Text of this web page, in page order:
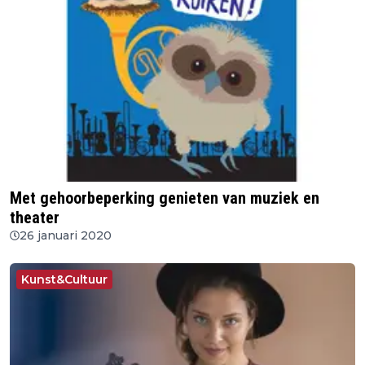
Met gehoorbeperking genieten van muziek en
theater
26 januari 2020
Kunst&Cultuur